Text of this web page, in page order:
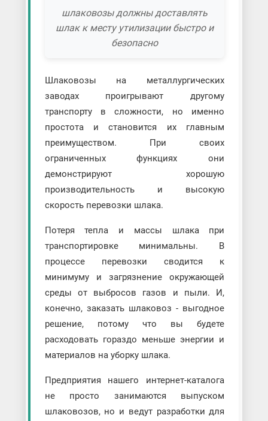
шлаковозы должны доставлять
шлак к месту утилизации быстро и
безопасно
Шлаковозы на металлургических
заводах проигрывают другому
транспорту в сложности, но именно
простота и становится их главным
преимуществом. При своих
ограниченных функциях они
демонстрируют хорошую
производительность и высокую
скорость перевозки шлака.
Потеря тепла и массы шлака при
транспортировке минимальны. В
процессе перевозки сводится к
минимуму и загрязнение окружающей
среды от выбросов газов и пыли. И,
конечно, заказать шлаковоз - выгодное
решение, потому что вы будете
расходовать гораздо меньше энергии и
материалов на уборку шлака.
Предприятия нашего интернет-каталога
не просто занимаются выпуском
шлаковозов, но и ведут разработки для